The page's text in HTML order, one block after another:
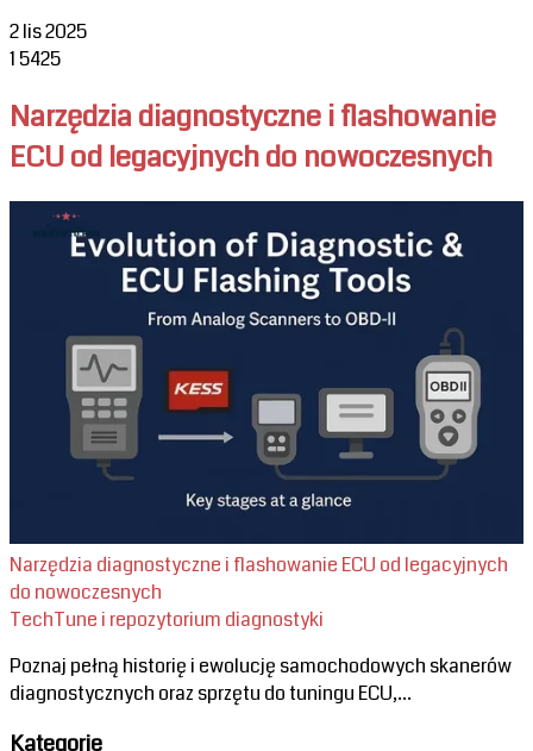
2 lis 2025
1 5425
Narzędzia diagnostyczne i flashowanie
ECU od legacyjnych do nowoczesnych
Narzędzia diagnostyczne i flashowanie ECU od legacyjnych
do nowoczesnych
TechTune i repozytorium diagnostyki
Poznaj pełną historię i ewolucję samochodowych skanerów
diagnostycznych oraz sprzętu do tuningu ECU,...
Kategorie